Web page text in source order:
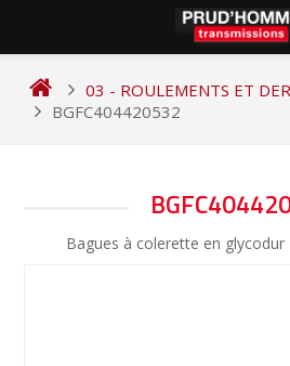
content
03 - ROULEMENTS ET
BGFC404420532
Bagues à colerette en glycodur